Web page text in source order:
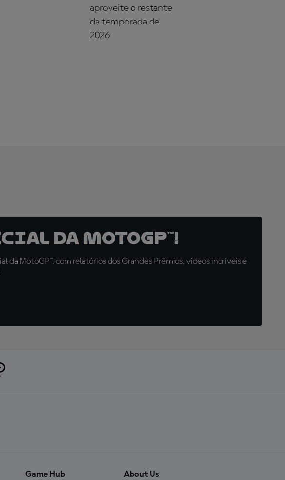
aproveite o restante
da temporada de
2026
da MotoGP™!
da MotoGP™, com relatórios dos Grandes Prêmios, vídeos incríveis e
Game Hub About Us